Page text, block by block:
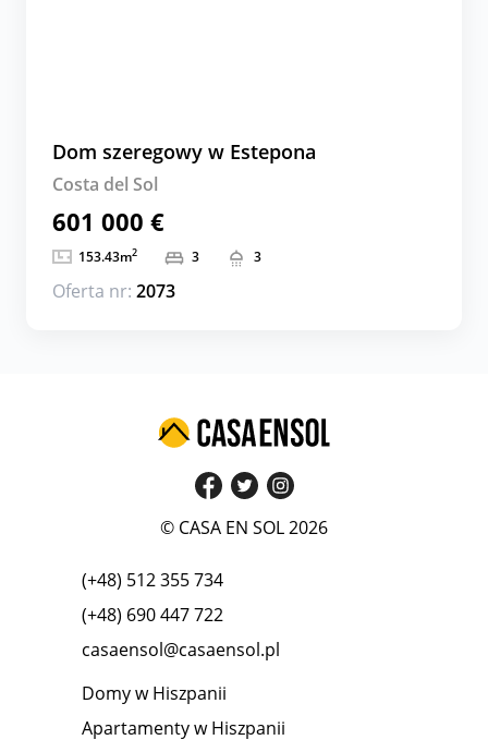
Dom szeregowy w Estepona
Costa del Sol
601 000 €
153.43m2 3 3
Oferta nr: 2073
© CASA EN SOL 2026
(+48) 512 355 734
(+48) 690 447 722
casaensol@casaensol.pl
Domy w Hiszpanii
Apartamenty w Hiszpanii